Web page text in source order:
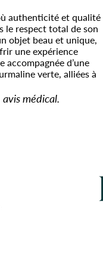
authenticité et qualité
le respect total de son
objet beau et unique,
une expérience
d’une
verte, alliées à
médical.